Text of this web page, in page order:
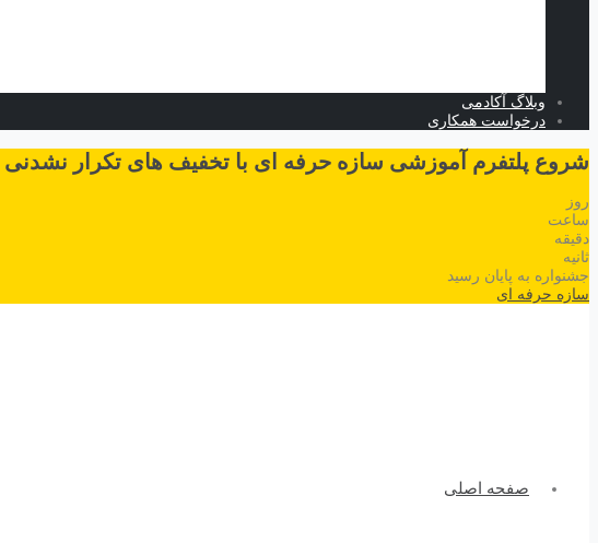
وبلاگ آکادمی
درخواست همکاری
شروع پلتفرم آموزشی سازه حرفه ای با تخفیف های تکرار نشدنی
روز
ساعت
دقیقه
ثانیه
جشنواره به پایان رسید
سازه حرفه ای
صفحه اصلی